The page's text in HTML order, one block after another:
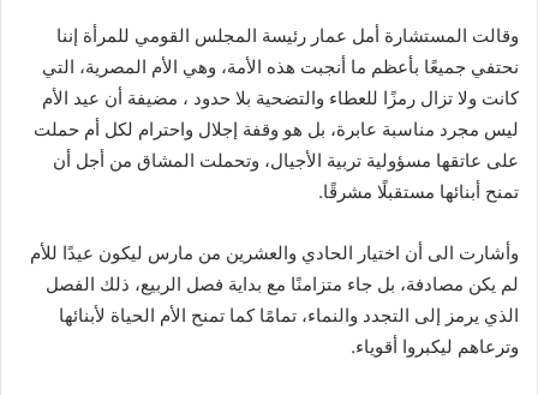
وقالت المستشارة أمل عمار رئيسة المجلس القومي للمرأة إننا
نحتفي جميعًا بأعظم ما أنجبت هذه الأمة، وهي الأم المصرية، التي
كانت ولا تزال رمزًا للعطاء والتضحية بلا حدود ، مضيفة أن عيد الأم
ليس مجرد مناسبة عابرة، بل هو وقفة إجلال واحترام لكل أم حملت
على عاتقها مسؤولية تربية الأجيال، وتحملت المشاق من أجل أن
تمنح أبنائها مستقبلًا مشرقًا.
وأشارت الى أن اختيار الحادي والعشرين من مارس ليكون عيدًا للأم
لم يكن مصادفة، بل جاء متزامنًا مع بداية فصل الربيع، ذلك الفصل
الذي يرمز إلى التجدد والنماء، تمامًا كما تمنح الأم الحياة لأبنائها
وترعاهم ليكبروا أقوياء.